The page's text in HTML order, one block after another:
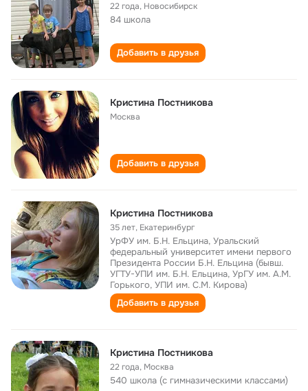
22 года, Новосибирск
84 школа
Добавить в друзья
Кристина Постникова
Москва
Добавить в друзья
Кристина Постникова
35 лет, Екатеринбург
УрФУ им. Б.Н. Ельцина, Уральский
федеральный университет имени первого
Президента России Б.Н. Ельцина (бывш.
УГТУ-УПИ им. Б.Н. Ельцина, УрГУ им. А.М.
Горького, УПИ им. С.М. Кирова)
Добавить в друзья
Кристина Постникова
22 года, Москва
540 школа (с гимназическими классами)